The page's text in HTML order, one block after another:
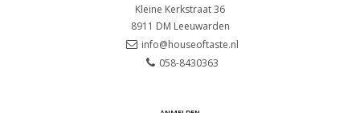
Kleine Kerkstraat 36
8911 DM Leeuwarden
info@houseoftaste.nl
058-8430363